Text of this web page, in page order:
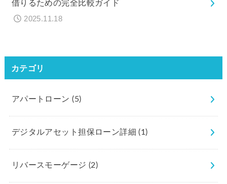
借りるための完全比較ガイド
2025.11.18
カテゴリ
アパートローン(5)
デジタルアセット担保ローン詳細(1)
リバースモーゲージ (2)